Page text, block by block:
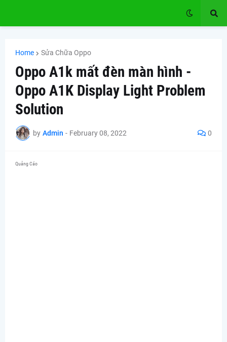
Home Sửa Chữa Oppo
Oppo A1k mất đèn màn hình -
Oppo A1K Display Light Problem
Solution
by Admin - February 08, 2022 0
Quảng Cáo